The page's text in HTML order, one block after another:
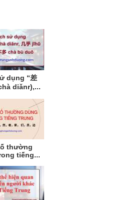
dụng “差
diǎnr),...
thường
tiếng...